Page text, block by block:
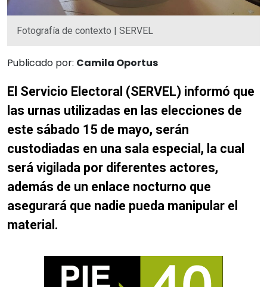
Fotografía de contexto | SERVEL
Publicado por: Camila Oportus
El Servicio Electoral (SERVEL) informó que
las urnas utilizadas en las elecciones de
este sábado 15 de mayo, serán
custodiadas en una sala especial, la cual
será vigilada por diferentes actores,
además de un enlace nocturno que
asegurará que nadie pueda manipular el
material.